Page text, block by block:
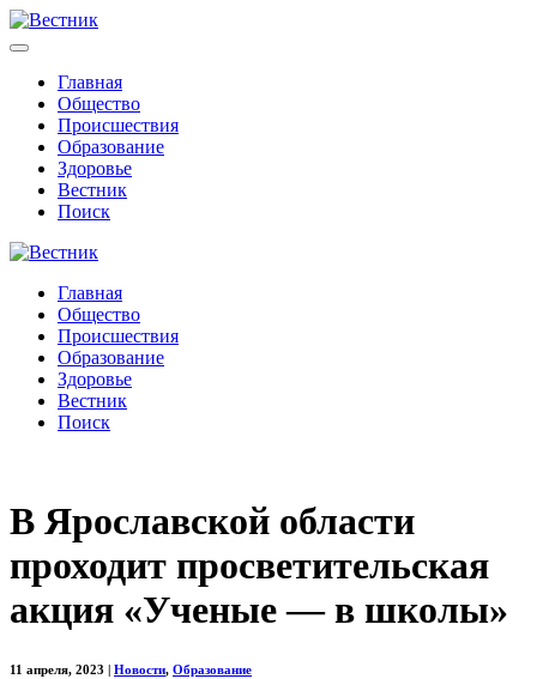
Главная
Общество
Происшествия
Образование
Здоровье
Вестник
Поиск
Главная
Общество
Происшествия
Образование
Здоровье
Вестник
Поиск
В Ярославcкой области
проходит просветительская
акция «Ученые — в школы»
11 апреля, 2023 Новости, Образование